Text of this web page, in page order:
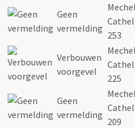
Geen
vermelding
253
Verbouwen
voorgevel
225
Geen
vermelding
209